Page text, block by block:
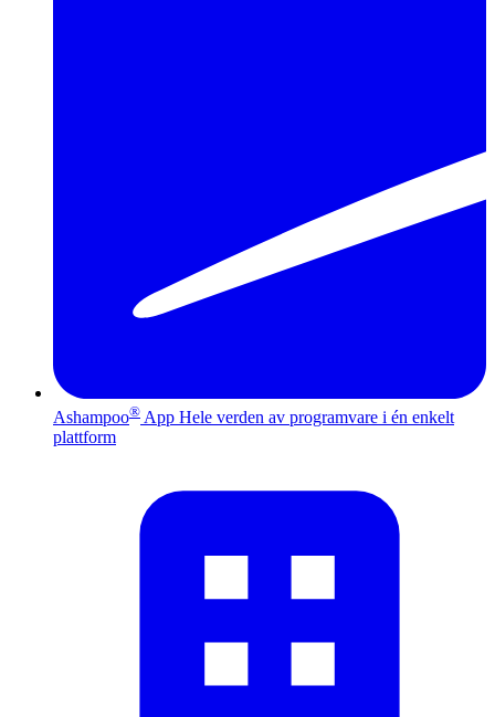
Ashampoo® App Hele verden av programvare i én enkelt
plattform